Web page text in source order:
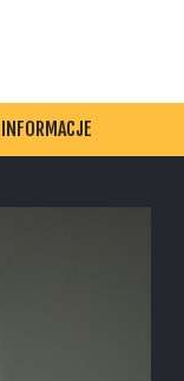
INFORMACJE